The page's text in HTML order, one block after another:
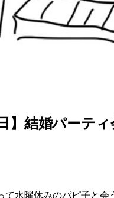
】結婚パーテ